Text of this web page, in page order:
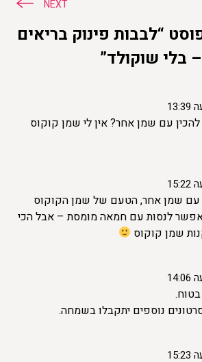
NEXT
“לבבות פינוק בריאים
בלי שוקולד”
עם שמן אחר? אין לי שמן קוקוס
עם שמן אחר, הטעם של שמן הקוקוס
אפשר לנסות עם חמאה מומסת – אבל הכי
שמן קוקוס
נוספים יתקבלו בשמחה.